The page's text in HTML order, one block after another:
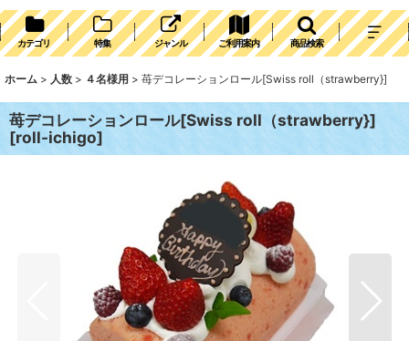
カテゴリ 特集 ジャンル ご利用案内 商品検索
ホーム > 人数 > ４名様用 > 苺デコレーションロール[Swiss roll（strawberry}]
苺デコレーションロール[Swiss roll（strawberry}]
[roll-ichigo]